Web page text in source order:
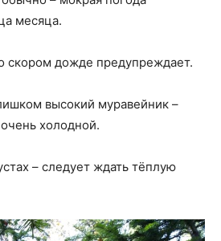
месяца.
дожде предупреждает.
высокий муравейник –
холодной.
– следует ждать тёплую